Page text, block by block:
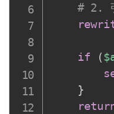
# 2.
if (
}